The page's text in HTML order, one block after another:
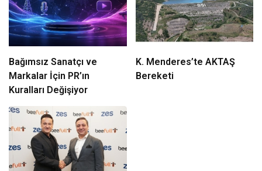
Bağımsız Sanatçı ve
Markalar İçin PR’ın
Kuralları Değişiyor
K. Menderes’te AKTAŞ
Bereketi